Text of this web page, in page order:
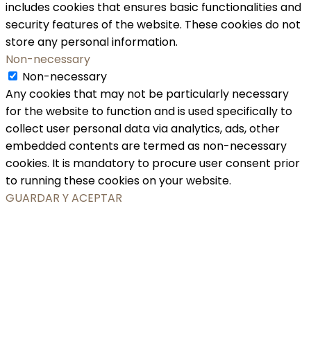
includes cookies that ensures basic functionalities and
security features of the website. These cookies do not
store any personal information.
Non-necessary
Non-necessary
Any cookies that may not be particularly necessary
for the website to function and is used specifically to
collect user personal data via analytics, ads, other
embedded contents are termed as non-necessary
cookies. It is mandatory to procure user consent prior
to running these cookies on your website.
GUARDAR Y ACEPTAR